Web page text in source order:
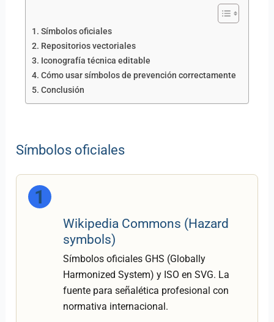
Símbolos oficiales
Repositorios vectoriales
Iconografía técnica editable
Cómo usar símbolos de prevención correctamente
Conclusión
Símbolos oficiales
1
Wikipedia Commons (Hazard
symbols)
Símbolos oficiales GHS (Globally
Harmonized System) y ISO en SVG. La
fuente para señalética profesional con
normativa internacional.